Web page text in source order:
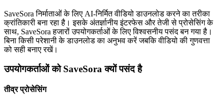
SaveSora निर्माताओं के लिए AI-निर्मित वीडियो डाउनलोड करने का तरीका
क्रांतिकारी बना रहा है। इसके अंतर्ज्ञानीय इंटरफेस और तेजी से प्रोसेसिंग के
साथ, SaveSora हजारों उपयोगकर्ताओं के लिए विश्वसनीय पसंद बन गया है।
बिना किसी परेशानी के डाउनलोड का अनुभव करें जबकि वीडियो की गुणवत्ता
को सही बनाए रखें।
उपयोगकर्ताओं को SaveSora क्यों पसंद है
तीव्र प्रोसेसिंग